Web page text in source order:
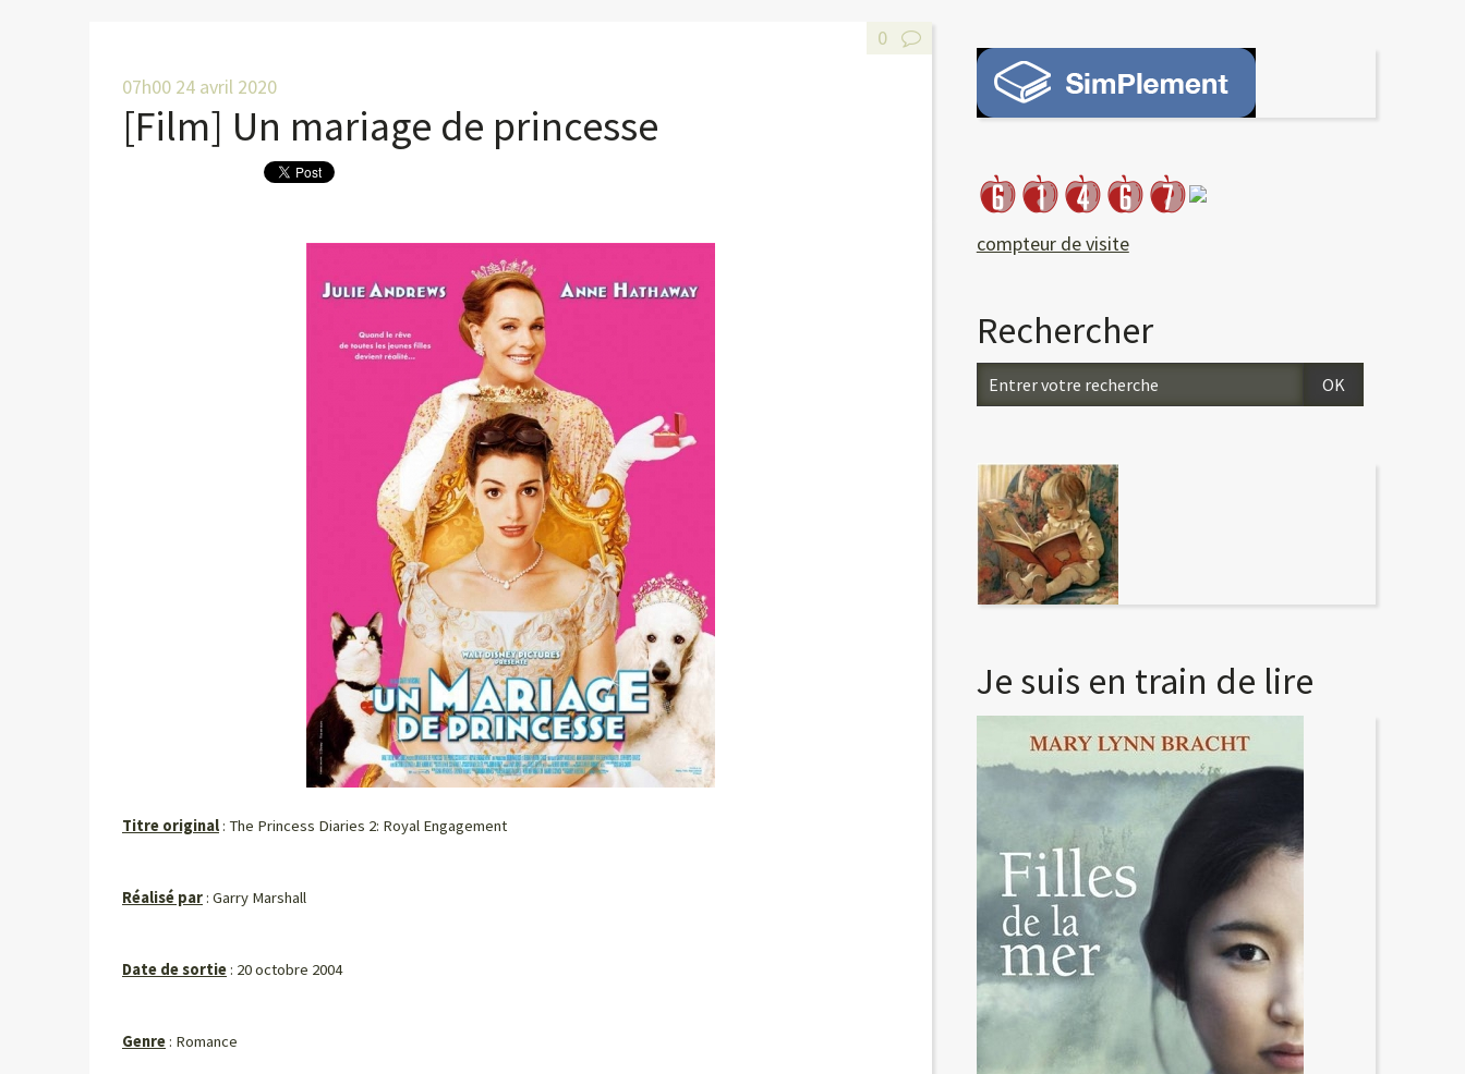
07h00 24 avril 2020
[Film] Un mariage de princesse
Titre original : The Princess Diaries 2: Royal Engagement
Réalisé par : Garry Marshall
Date de sortie : 20 octobre 2004
Genre : Romance
0
compteur de visite
Rechercher
Je suis en train de lire